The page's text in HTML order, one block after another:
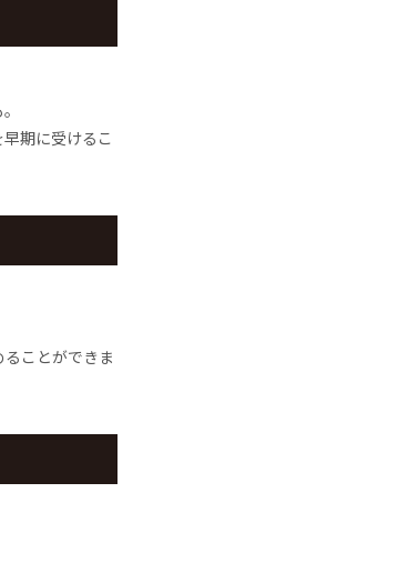
早期に受けるこ
ことができま